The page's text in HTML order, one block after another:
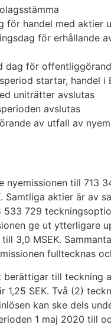
för handel med
för erhållande
dag för
startar, handel
uniträtter avslutas
avslutas
av utfall av
till 713
aktier är av
533 729
ge ut ytterligare
3,0 MSEK.
fulltecknas
till teckning
1,25 SEK. Två (2)
kan ske dels
1 maj 2020 till